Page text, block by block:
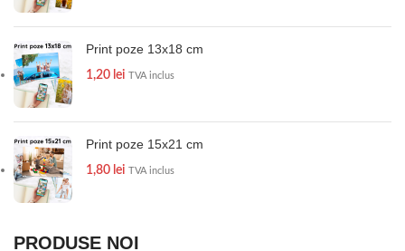
Print poze 13x18 cm
1,20 lei TVA inclus
Print poze 15x21 cm
1,80 lei TVA inclus
PRODUSE NOI